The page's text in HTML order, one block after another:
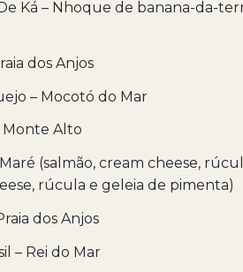
Ká – Nhoque de banana-da-
dos Anjos
– Mocotó do Mar
Monte Alto
(salmão, cream cheese,
rúcula e geleia de pimenta)
dos Anjos
– Rei do Mar